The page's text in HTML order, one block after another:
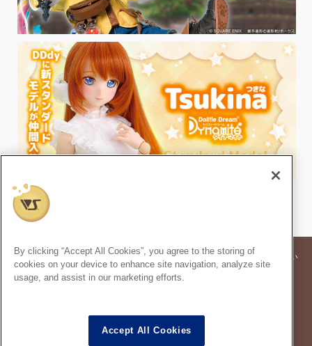
※記事内の価格表記は、掲載時点での消費税率に基づいた価格を表示してい
ます。
※このコンテンツ内の情報、画像の二次使用及び無断引用は禁止いたしま
スーパードルフィー
は株式会社ボークスの登録商標です。
ドルフィードリーム は株式会社ボークスの登録商標です。
By clicking “Accept All Cookies”, you agree to the storing of
cookies on your device to enhance site navigation, analyze site
usage, and assist in our marketing efforts.
Accept All Cookies